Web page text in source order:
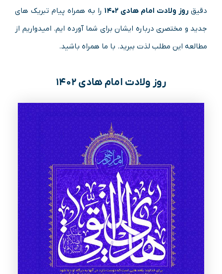
دقیق روز ولادت امام هادی ۱۴۰۲
را به همراه پیام تبریک های
جدید و مختصری درباره ایشان برای شما آورده ایم. امیدواریم از
مطالعه این مطلب لذت ببرید. با ما همراه باشید.
روز ولادت امام هادی ۱۴۰۲